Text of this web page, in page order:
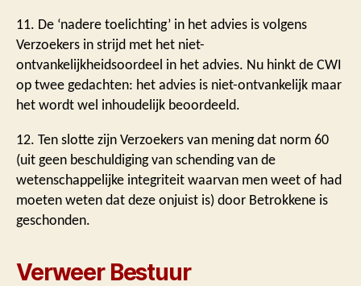
11. De ‘nadere toelichting’ in het advies is volgens
Verzoekers in strijd met het niet-
ontvankelijkheidsoordeel in het advies. Nu hinkt de CWI
op twee gedachten: het advies is niet-ontvankelijk maar
het wordt wel inhoudelijk beoordeeld.
12. Ten slotte zijn Verzoekers van mening dat norm 60
(uit geen beschuldiging van schending van de
wetenschappelijke integriteit waarvan men weet of had
moeten weten dat deze onjuist is) door Betrokkene is
geschonden.
Verweer Bestuur